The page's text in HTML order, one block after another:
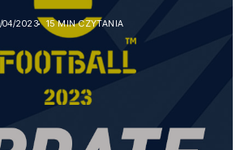
04/2023 15 MIN CZYTANIA